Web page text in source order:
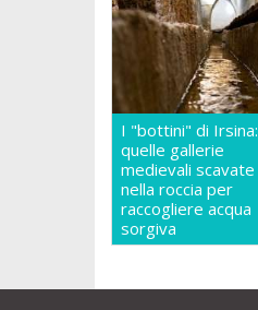
I "bottini" di Irsina:
quelle gallerie
medievali scavate
nella roccia per
raccogliere acqua
sorgiva